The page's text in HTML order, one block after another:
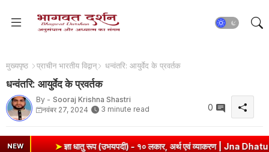
मुख्यपृष्ठ प्राचीन भारतीय विद्वान् धन्वंतरि: आयुर्वेद के प्रवर्तक
धन्वंतरि: आयुर्वेद के प्रवर्तक
By - Sooraj Krishna Shastri
नवंबर 27, 2024
3 minute read 0
NEW
➤ज्ञा धातु रूप (उभयपदी) - १० लकार, अर्थ एवं व्याकरण | Jna Dhatu Roop in